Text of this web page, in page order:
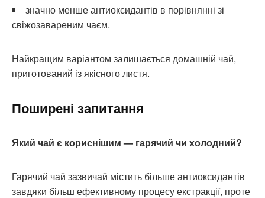
значно менше антиоксидантів в порівнянні зі
свіжозавареним чаєм.
Найкращим варіантом залишається домашній чай,
приготований із якісного листя.
Поширені запитання
Який чай є кориснішим — гарячий чи холодний?
Гарячий чай зазвичай містить більше антиоксидантів
завдяки більш ефективному процесу екстракції, проте